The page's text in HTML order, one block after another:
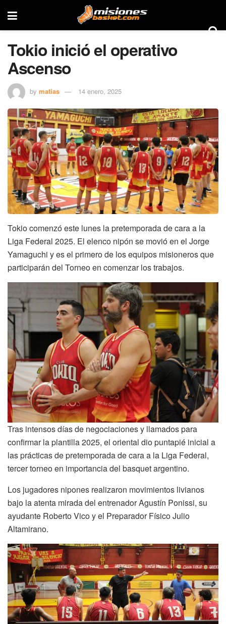
Tokio inició el operativo
Ascenso
by matias 14 enero, 2025
Tokio comenzó este lunes la pretemporada de cara a la
Liga Federal 2025. El elenco nipón se movió en el Jorge
Yamaguchi y es el primero de los equipos misioneros que
participarán del Torneo en comenzar los trabajos.
Tras intensos días de negociaciones y llamados para
confirmar la plantilla 2025, el oriental dio puntapié inicial a
las prácticas de pretemporada de cara a la Liga Federal,
tercer torneo en importancia del basquet argentino.
Los jugadores nipones realizaron movimientos livianos
bajo la atenta mirada del entrenador Agustín Ponissi, su
ayudante Roberto Vico y el Preparador Físico Julio
Altamirano.